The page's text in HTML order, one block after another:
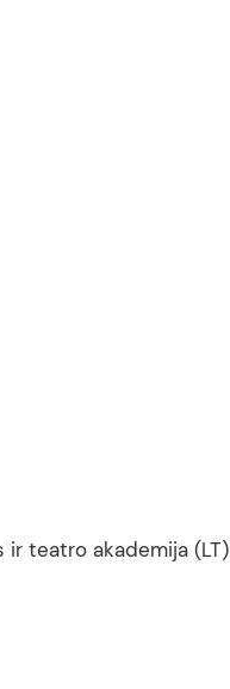
ir teatro akademija (LT)